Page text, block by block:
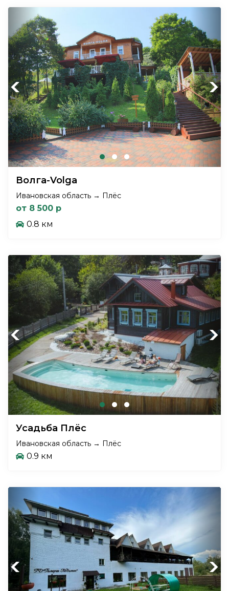
Previous Next
Волга-Volga
Ивановская область → Плёс
от 8 500 р
0.8 км
Previous Next
Усадьба Плёс
Ивановская область → Плёс
0.9 км
Previous Next